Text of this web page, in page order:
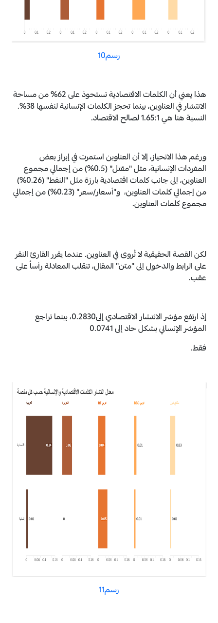
رسم10
هذا يعني أن الكلمات الاقتصادية تستحوذ على 62% من مساحة
الانتشار في العناوين، بينما تحجز الكلمات الإنسانية لنفسها 38%.
النسبة هنا هي 1.65:1 لصالح الاقتصاد.
ورغم هذا الانحياز، إلا أن العناوين استمرت في إبراز بعض
المفردات الإنسانية، مثل "مقتل" (0.5%) من إجمالي مجموع
العناوين، إلى جانب كلمات اقتصادية بارزة مثل "النفط" (0.26%)
من إجمالي كلمات العناوين، و"أسعار/سعر" (0.23%) من إجمالي
مجموع كلمات العناوين.
لكن القصة الحقيقية لا تُروى في العناوين. عندما يقرر القارئ النقر
على الرابط والدخول إلى "متن" المقال، تنقلب المعادلة رأساً على
عقب.
إذ ارتفع مؤشر الانتشار الاقتصادي إلى0.2830، بينما تراجع
المؤشر الإنساني بشكل حاد إلى 0.0741
فقط.
رسم11